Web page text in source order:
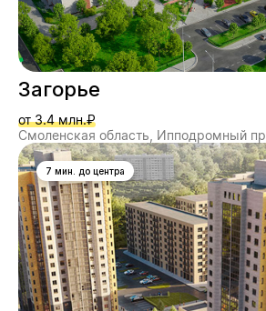
Загорье
от 3.4 млн.₽
Смоленская область, Ипподромный
7 мин. до центра